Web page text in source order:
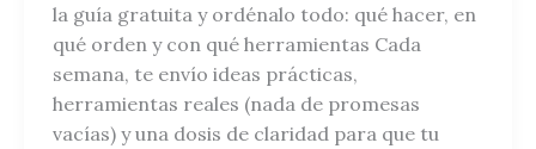
la guía gratuita y ordénalo todo: qué hacer, en
qué orden y con qué herramientas Cada
semana, te envío ideas prácticas,
herramientas reales (nada de promesas
vacías) y una dosis de claridad para que tu